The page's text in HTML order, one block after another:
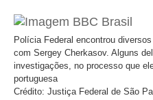
Polícia Federal encontrou
com Sergey Cherkasov. Alguns
investigações, no processo que
portuguesa
Crédito: Justiça Federal de São